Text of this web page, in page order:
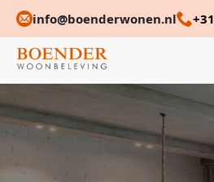
info@boenderwonen.nl